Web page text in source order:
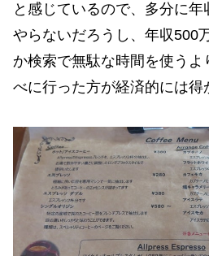
と感じているので、多分に
やらないだろうし、年収500
か検索で無駄な時間を使うよ
べに行った方が経済的には得